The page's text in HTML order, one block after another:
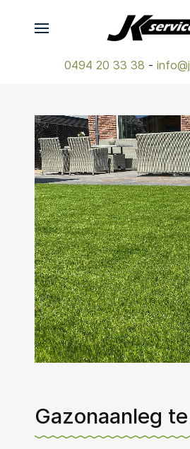
0494 20 33 38 -
Gazonaanleg